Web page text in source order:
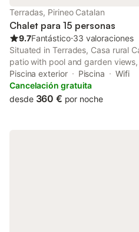
Terradas, Pirineo Catalan
Chalet para 15 personas
9.7Fantástico⋅33 valoraciones
Situated in Terrades, Casa rural
patio with pool and garden
solarium and open-air bath. The
courtyard views, and is 13 km
Piscina exterior Piscina
Wifi
Cancelación gratuita
desde 360 € por noche